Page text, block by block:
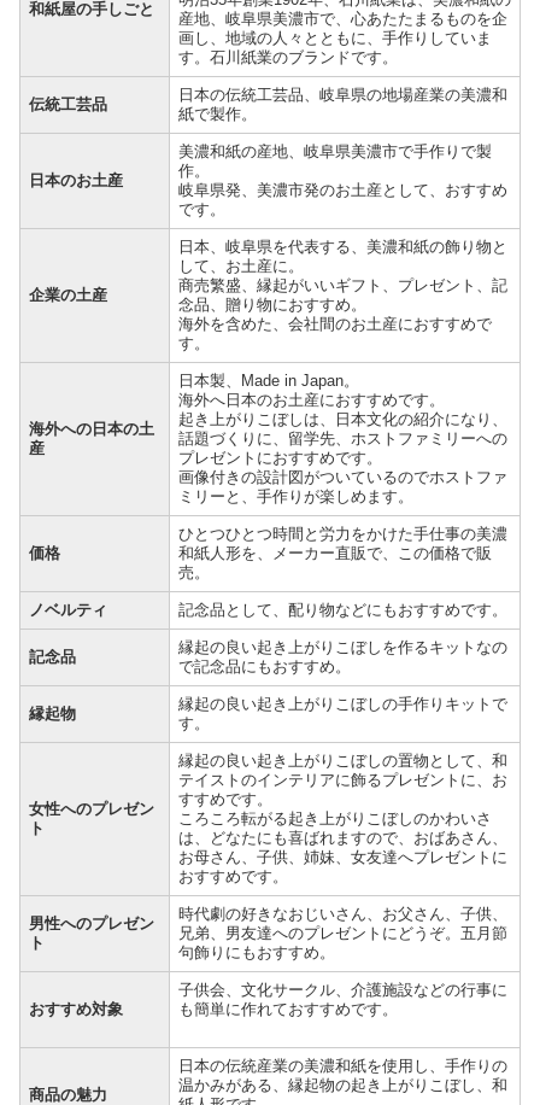
和紙屋の手しごと
産地、岐阜県美濃市で、心あたたまるものを企
画し、地域の人々とともに、手作りしていま
す。石川紙業のブランドです。
伝統工芸品
日本の伝統工芸品、岐阜県の地場産業の美濃和
紙で製作。
日本のお土産
美濃和紙の産地、岐阜県美濃市で手作りで製
作。
岐阜県発、美濃市発のお土産として、おすすめ
です。
企業の土産
日本、岐阜県を代表する、美濃和紙の飾り物と
して、お土産に。
商売繁盛、縁起がいいギフト、プレゼント、記
念品、贈り物におすすめ。
海外を含めた、会社間のお土産におすすめで
す。
海外への日本の土
産
日本製、Made in Japan。
海外へ日本のお土産におすすめです。
起き上がりこぼしは、日本文化の紹介になり、
話題づくりに、留学先、ホストファミリーへの
プレゼントにおすすめです。
画像付きの設計図がついているのでホストファ
ミリーと、手作りが楽しめます。
価格
ひとつひとつ時間と労力をかけた手仕事の美濃
和紙人形を、メーカー直販で、この価格で販
売。
ノベルティ 記念品として、配り物などにもおすすめです。
記念品
縁起の良い起き上がりこぼしを作るキットなの
で記念品にもおすすめ。
縁起物
縁起の良い起き上がりこぼしの手作りキットで
す。
女性へのプレゼン
ト
縁起の良い起き上がりこぼしの置物として、和
テイストのインテリアに飾るプレゼントに、お
すすめです。
ころころ転がる起き上がりこぼしのかわいさ
は、どなたにも喜ばれますので、おばあさん、
お母さん、子供、姉妹、女友達へプレゼントに
おすすめです。
男性へのプレゼン
ト
時代劇の好きなおじいさん、お父さん、子供、
兄弟、男友達へのプレゼントにどうぞ。五月節
句飾りにもおすすめ。
おすすめ対象
子供会、文化サークル、介護施設などの行事に
も簡単に作れておすすめです。
商品の魅力
日本の伝統産業の美濃和紙を使用し、手作りの
温かみがある、縁起物の起き上がりこぼし、和